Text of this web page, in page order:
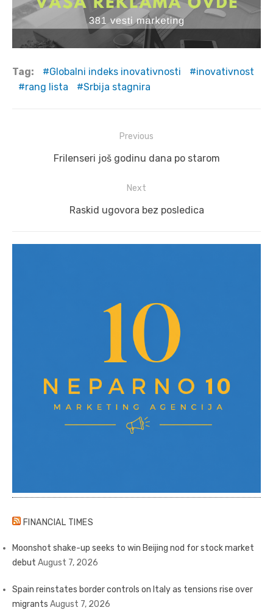
Tag: Globalni indeks inovativnosti
inovativnost
rang lista
Srbija stagnira
navigation
Previous
Previous
Frilenseri još godinu dana po starom
Next
Next
Raskid ugovora bez posledica
FINANCIAL TIMES
Moonshot shake-up seeks to win Beijing nod for stock market
debut August 7, 2026
Spain reinstates border controls on Italy as tensions rise over
migrants August 7, 2026